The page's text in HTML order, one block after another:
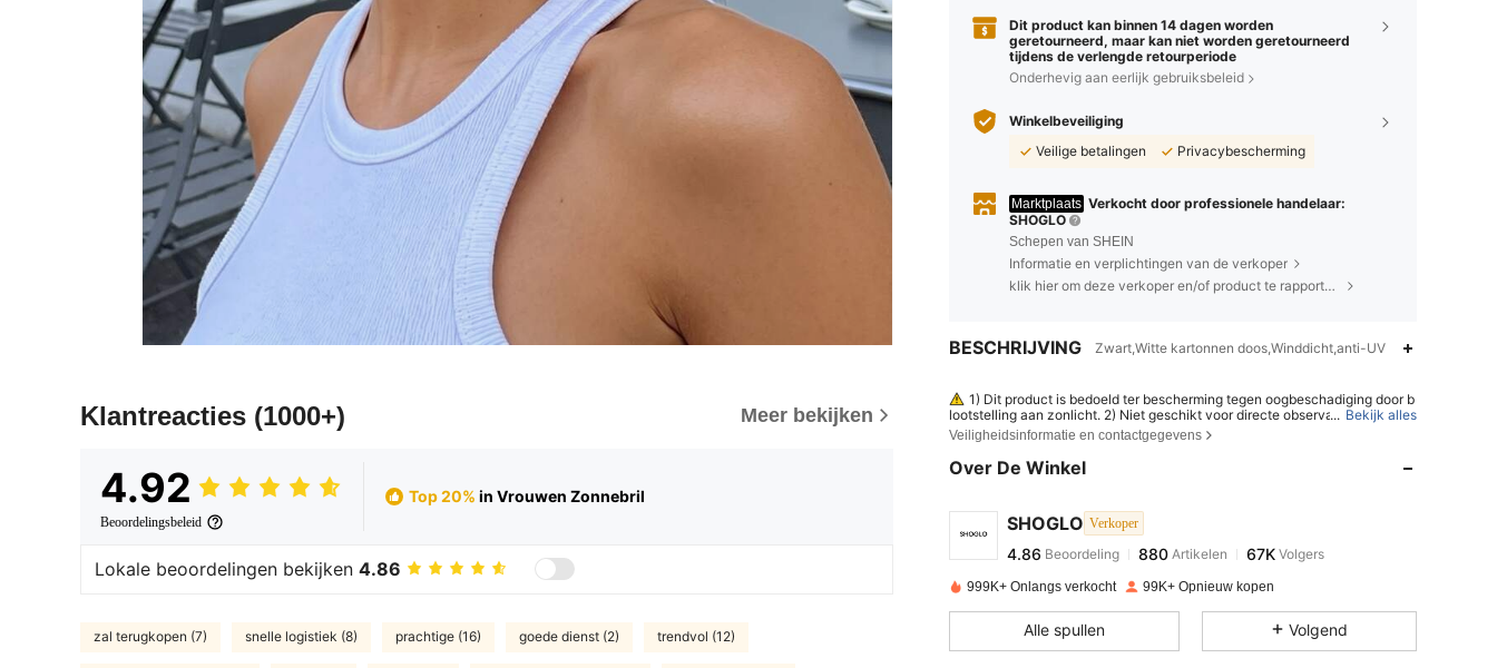
Klantreacties (1000+) Meer bekijken
4.92
Beoordelingsbeleid
Top 20% in Vrouwen Zonnebril
Lokale beoordelingen bekijken 4.86
zal terugkopen (7) snelle logistiek (8) prachtige (16) goede dienst (2) trendvol (12)
Dit product kan binnen 14 dagen worden
geretourneerd, maar kan niet worden geretourneerd
tijdens de verlengde retourperiode
Onderhevig aan eerlijk gebruiksbeleid
Winkelbeveiliging
Veilige betalingen
Privacybescherming
Marktplaats Verkocht door professionele handelaar:
SHOGLO
Schepen van SHEIN
Informatie en verplichtingen van de verkoper
klik hier om deze verkoper en/of product te rapporteren.
BESCHRIJVING Zwart,Witte kartonnen doos,Winddicht,anti-UV
1) Dit product is bedoeld ter bescherming tegen oogbeschadiging door b
lootstelling aan zonlicht. 2) Niet geschikt voor directe observatie van de zo
n. 3) Niet geschikt ter bescherming tegen kunstmatige lichtbronnen, zoals
zonnebanken. 4) Niet te gebruiken als oogbescherming tegen mechanisch
e impact.
... Bekijk alles
Veiligheidsinformatie en contactgegevens
Over De Winkel
SHOGLO Verkoper
4.86 880 67K
4.86
4.86 Beoordeling 880
l***nbetaalde1 dag geleden
999K+ Onlangs verkocht 99K+ Opnieuw kopen
Alle spullen Volgend